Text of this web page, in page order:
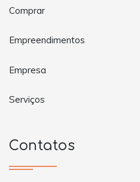
Comprar
Empreendimentos
Empresa
Serviços
Contatos